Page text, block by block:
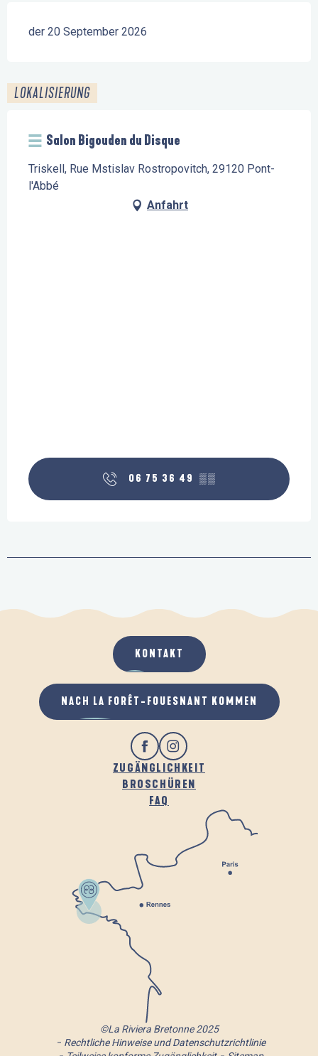
der 20 September 2026
LOKALISIERUNG
Salon Bigouden du Disque
Triskell, Rue Mstislav Rostropovitch, 29120 Pont-
l'Abbé
Anfahrt
06 75 36 49 ▒▒
ZUGÄNGLICHKEIT
BROSCHÜREN
FAQ
KONTAKT
NACH LA FORÊT-FOUESNANT KOMMEN
©La Riviera Bretonne 2025
Rechtliche Hinweise und Datenschutzrichtlinie